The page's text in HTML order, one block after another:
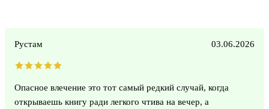
Рустам 03.06.2026
Опасное влечение это тот самый редкий случай, когда
открываешь книгу ради легкого чтива на вечер, а